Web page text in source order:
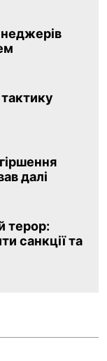
далі
терор:
санкції та